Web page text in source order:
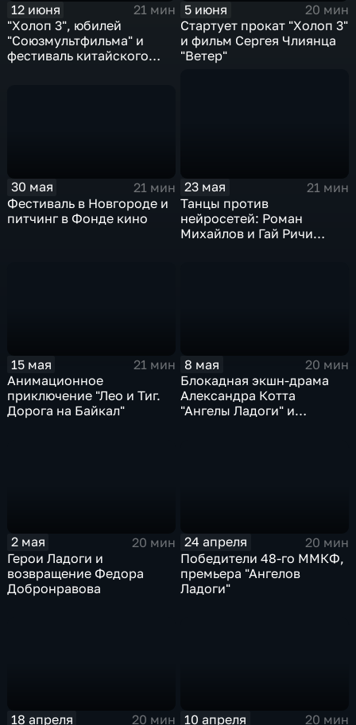
12 июня
21 мин
"Холоп 3", юбилей
"Союзмультфильма" и
фестиваль китайского
5 июня
20 мин
Стартует прокат "Холоп 3"
и фильм Сергея Члиянца
"Ветер"
30 мая
21 мин
Фестиваль в Новгороде и
питчинг в Фонде кино
23 мая
21 мин
Танцы против
нейросетей: Роман
Михайлов и Гай Ричи
15 мая
21 мин
Анимационное
приключение "Лео и Тиг.
Дорога на Байкал"
8 мая
20 мин
Блокадная экшн-драма
Александра Котта
"Ангелы Ладоги" и
2 мая
20 мин
Герои Ладоги и
возвращение Федора
Добронравова
24 апреля
20 мин
Победители 48-го ММКФ,
премьера "Ангелов
Ладоги"
18 апреля 20 мин 10 апреля 20 мин